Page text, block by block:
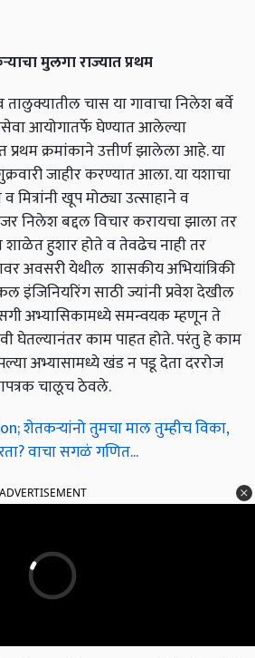
मुलगाराज्यातप्रथम
चास या गावाचा निलेश बर्वे
आयोगातर्फे घेण्यात आलेल्या
प्रथम क्रमांकाने उत्तीर्ण झालेला आहे. या
जाहीर करण्यात आला. या यशाचा
मित्रांनी खूप मोठ्या उत्साहाने व
निलेश बद्दल विचार करायचा झाला तर
हुशार होते व तेवढेच नाही तर
अवसरी येथील शासकीय अभियांत्रिकी
इंजिनियरिंग साठी ज्यांनी प्रवेश देखील
अभ्यासिकामध्ये समन्वयक म्हणून ते
घेतल्यानंतर काम पाहत होते. परंतु हे काम
अभ्यासामध्ये खंड न पडू देता दररोज
चालूच ठेवले.
शेतकऱ्यांनो तुमचा माल तुम्हीच विका,
वाचा सगळं गणित...
ADVERTISEMENT